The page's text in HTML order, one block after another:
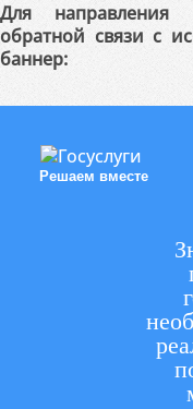
Для направления
обратной связи с
баннер:
Решаем вместе